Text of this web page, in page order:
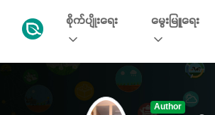
စိုက်ပျိုးရေး မွေးမြူရေး
Author